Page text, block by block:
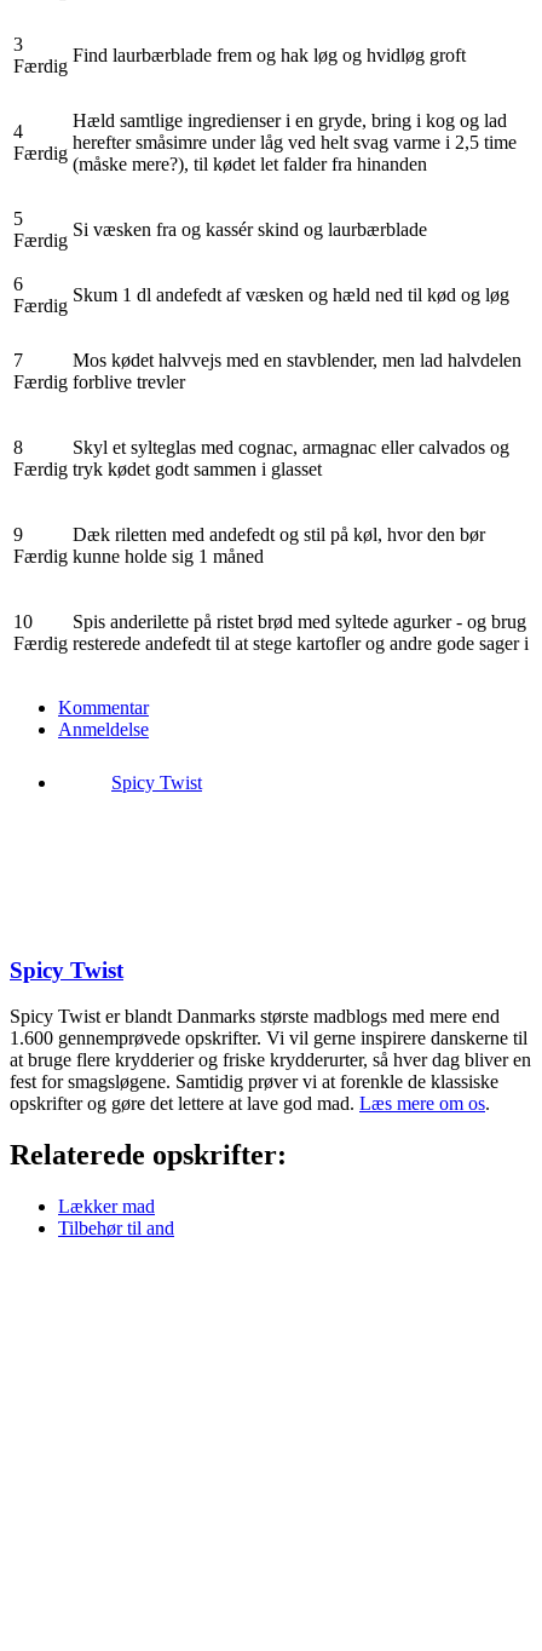
3
Færdig
Find laurbærblade frem og hak løg og hvidløg groft
4
Færdig
Hæld samtlige ingredienser i en gryde, bring i kog og lad
herefter småsimre under låg ved helt svag varme i 2,5 time
(måske mere?), til kødet let falder fra hinanden
5
Færdig
Si væsken fra og kassér skind og laurbærblade
6
Færdig
Skum 1 dl andefedt af væsken og hæld ned til kød og løg
7
Færdig
Mos kødet halvvejs med en stavblender, men lad halvdelen
forblive trevler
8
Færdig
Skyl et sylteglas med cognac, armagnac eller calvados og
tryk kødet godt sammen i glasset
9
Færdig
Dæk riletten med andefedt og stil på køl, hvor den bør
kunne holde sig 1 måned
10
Færdig
Spis anderilette på ristet brød med syltede agurker - og brug
resterede andefedt til at stege kartofler og andre gode sager i
Kommentar
Anmeldelse
Spicy Twist
Spicy Twist
Spicy Twist er blandt Danmarks største madblogs med mere end
1.600 gennemprøvede opskrifter. Vi vil gerne inspirere danskerne til
at bruge flere krydderier og friske krydderurter, så hver dag bliver en
fest for smagsløgene. Samtidig prøver vi at forenkle de klassiske
opskrifter og gøre det lettere at lave god mad. Læs mere om os.
Relaterede opskrifter:
Lækker mad
Tilbehør til and